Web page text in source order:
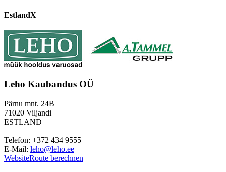
EstlandX
Leho Kaubandus OÜ
Pärnu mnt. 24B
71020 Viljandi
ESTLAND
Telefon: +372 434 9555
E-Mail: leho@leho.ee
WebsiteRoute berechnen